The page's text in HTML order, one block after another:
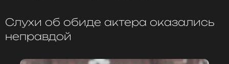
Слухи об обиде актера оказались
неправдой